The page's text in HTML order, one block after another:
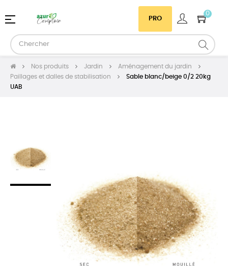
PRO
0
Basculer
navigation
☰
Nos produits Jardin
Aménagement du jardin
Paillages et dalles de stabilisation
Sable blanc/beige 0/2 20kg
UAB